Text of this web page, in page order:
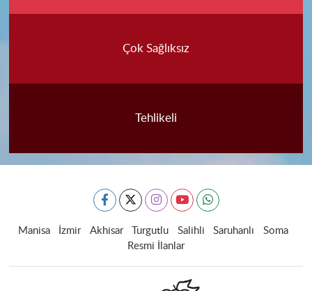
Çok Sağlıksız
Tehlikeli
Manisa İzmir Akhisar Turgutlu Salihli Saruhanlı
Soma
Resmi İlanlar